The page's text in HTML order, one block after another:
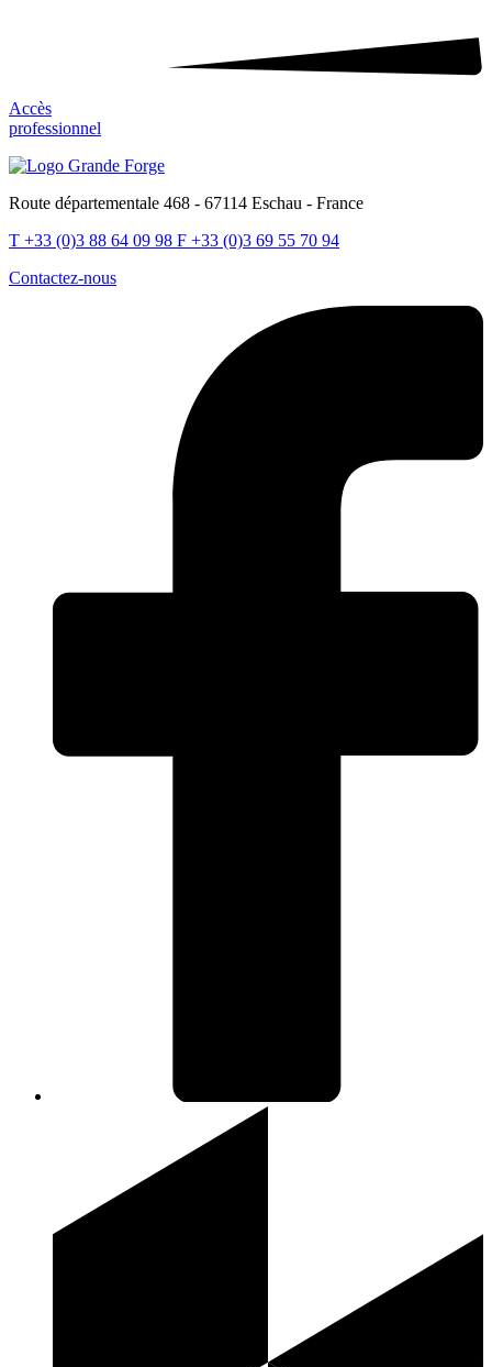
Accès
professionnel
Route départementale 468 - 67114 Eschau - France
T +33 (0)3 88 64 09 98 F +33 (0)3 69 55 70 94
Contactez-nous